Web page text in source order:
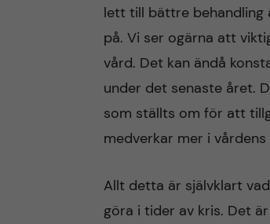
lett till bättre behandling
på. Vi ser ogärna att
vård. Det kan ändå
under det senaste året.
som ställts om för att
medverkar mer i
Allt detta är självklart
göra i tider av kris. Det